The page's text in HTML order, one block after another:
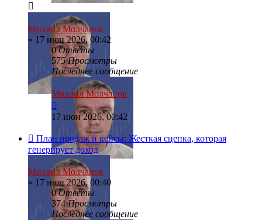
Михаил Молчанов
» 17 июн 2026, 00:42
0Ответы
575Просмотры
Последнее сообщение
Михаил Молчанов
17 июн 2026, 00:42
План продаж и кейсы: Жесткая сцепка, которая
генерирует доход
Михаил Молчанов
» 17 июн 2026, 00:40
0Ответы
374Просмотры
Последнее сообщение